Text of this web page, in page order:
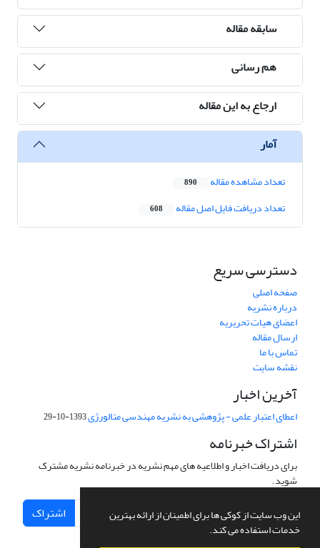
این وب سایت از کوکی ها برای اطمینان از ارائه بهترین
خدمات استفاده می کند.
سابقه مقاله
هم رسانی
ارجاع به این مقاله
آمار
تعداد مشاهده مقاله 890
تعداد دریافت فایل اصل مقاله 608
دسترسی سریع
صفحه اصلی
درباره نشریه
اعضای هیات تحریریه
ارسال مقاله
تماس با ما
نقشه سایت
آخرین اخبار
اعطای اعتبار علمی - پژوهشی به نشریه مهندسی متالورژی1393-10-29
اشتراک خبرنامه
برای دریافت اخبار و اطلاعیه های مهم نشریه در خبرنامه نشریه مشترک
شوید.
اشتراک